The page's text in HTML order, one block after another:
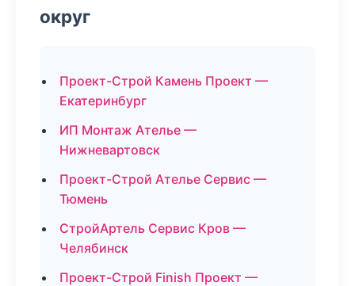
округ
Проект-Строй Камень Проект —
Екатеринбург
ИП Монтаж Ателье —
Нижневартовск
Проект-Строй Ателье Сервис —
Тюмень
СтройАртель Сервис Кров —
Челябинск
Проект-Строй Finish Проект —